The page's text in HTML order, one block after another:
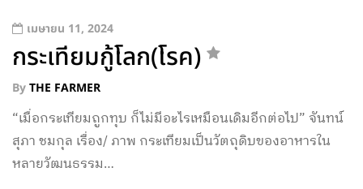
เมษายน 11, 2024
กระเทียมกู้โลก(โรค)
ByTHE FARMER
“เมื่อกระเทียมถูกทุบ ก็ไม่มีอะไรเหมือนเดิมอีกต่อไป” จันทน์
สุภา ชมกุล เรื่อง/ ภาพ กระเทียมเป็นวัตถุดิบของอาหารใน
หลายวัฒนธรรม…